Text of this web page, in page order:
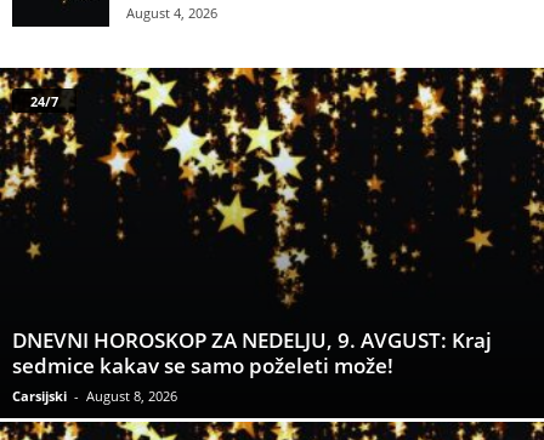
August 4, 2026
24/7
DNEVNI HOROSKOP ZA NEDELJU, 9. AVGUST: Kraj
sedmice kakav se samo poželeti može!
Carsijski - August 8, 2026